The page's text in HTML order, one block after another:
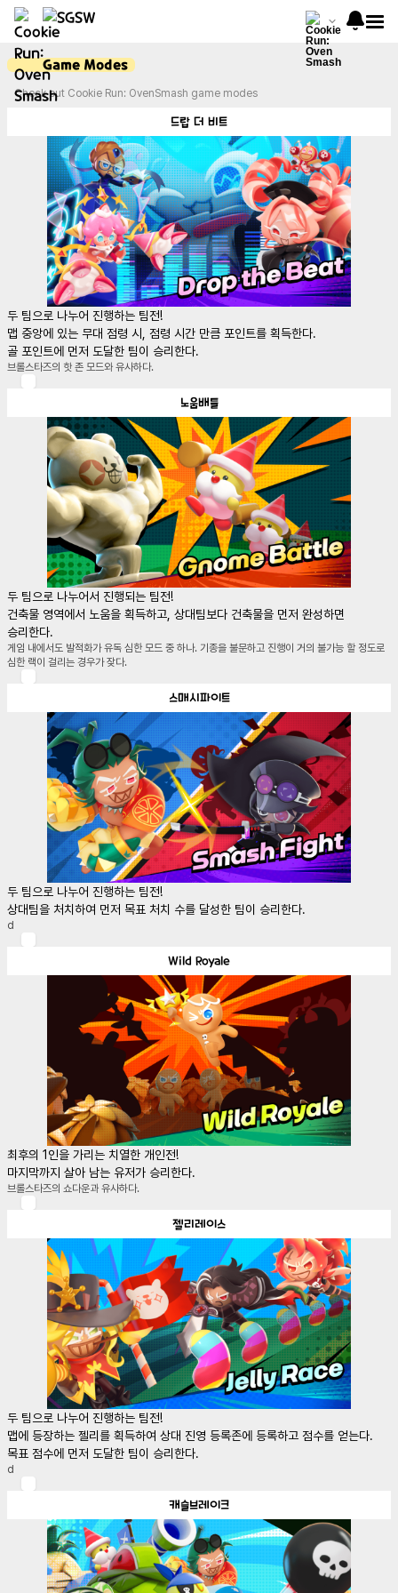
Game Modes
Check out Cookie Run: OvenSmash game modes
드랍 더 비트
두 팀으로 나누어 진행하는 팀전!
맵 중앙에 있는 무대 점령 시, 점령 시간 만큼 포인트를 획득한다.
골 포인트에 먼저 도달한 팀이 승리한다.
브롤스타즈의 핫 존 모드와 유사하다.
노움배틀
두 팀으로 나누어서 진행되는 팀전!
건축물 영역에서 노움을 획득하고, 상대팀보다 건축물을 먼저 완성하면
승리한다.
게임 내에서도 발적화가 유독 심한 모드 중 하나. 기종을 불문하고 진행이 거의 불가능 할 정도로
심한 랙이 걸리는 경우가 잦다.
스매시파이트
두 팀으로 나누어 진행하는 팀전!
상대팀을 처치하여 먼저 목표 처치 수를 달성한 팀이 승리한다.
d
Wild Royale
최후의 1인을 가리는 치열한 개인전!
마지막까지 살아 남는 유저가 승리한다.
브롤스타즈의 쇼다운과 유사하다.
젤리레이스
두 팀으로 나누어 진행하는 팀전!
맵에 등장하는 젤리를 획득하여 상대 진영 등록존에 등록하고 점수를 얻는다.
목표 점수에 먼저 도달한 팀이 승리한다.
d
캐슬브레이크